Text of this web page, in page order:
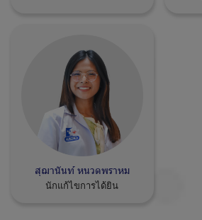
สุฌานันท์ หนวดพราหม
นักแก้ไขการได้ยิน